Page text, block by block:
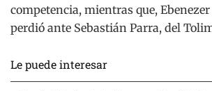
competencia, mientras que,
perdió ante Sebastián Parra, del
Le puede interesar